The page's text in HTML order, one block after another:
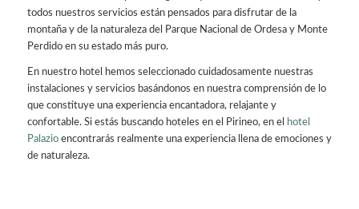
todos nuestros servicios están pensados para disfrutar de la
montaña y de la naturaleza del Parque Nacional de Ordesa y Monte
Perdido en su estado más puro.
En nuestro hotel hemos seleccionado cuidadosamente nuestras
instalaciones y servicios basándonos en nuestra comprensión de lo
que constituye una experiencia encantadora, relajante y
confortable. Si estás buscando hoteles en el Pirineo, en el
hotel
Palazioencontrarás realmente una experiencia llena de emociones y
de naturaleza.